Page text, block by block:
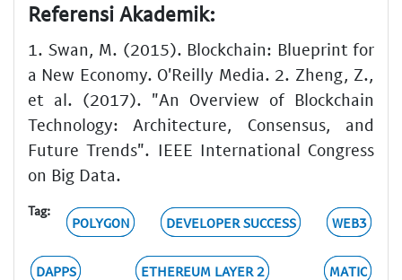
Referensi Akademik:
1. Swan, M. (2015). Blockchain: Blueprint for
a New Economy. O'Reilly Media. 2. Zheng, Z.,
et al. (2017). "An Overview of Blockchain
Technology: Architecture, Consensus, and
Future Trends". IEEE International Congress
on Big Data.
Tag:
POLYGON DEVELOPER SUCCESS WEB3
DAPPS ETHEREUM LAYER 2 MATIC